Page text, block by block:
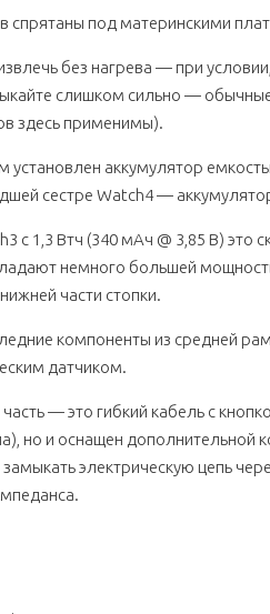
спрятаны под материнскими
без нагрева — при
слишком сильно —
здесь применимы).
установлен аккумулятор
сестре Watch4 —
с 1,3 Втч (340 мАч @ 3,85 В) это
немного большей
части стопки.
компоненты из средней
датчиком.
— это гибкий кабель с
но и оснащен дополнительной
электрическую цепь